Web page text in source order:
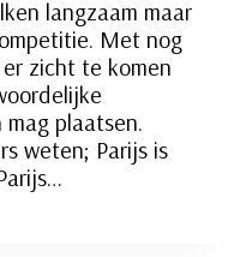
langzaam maar
Met nog
zicht te komen
mag plaatsen.
weten; Parijs is